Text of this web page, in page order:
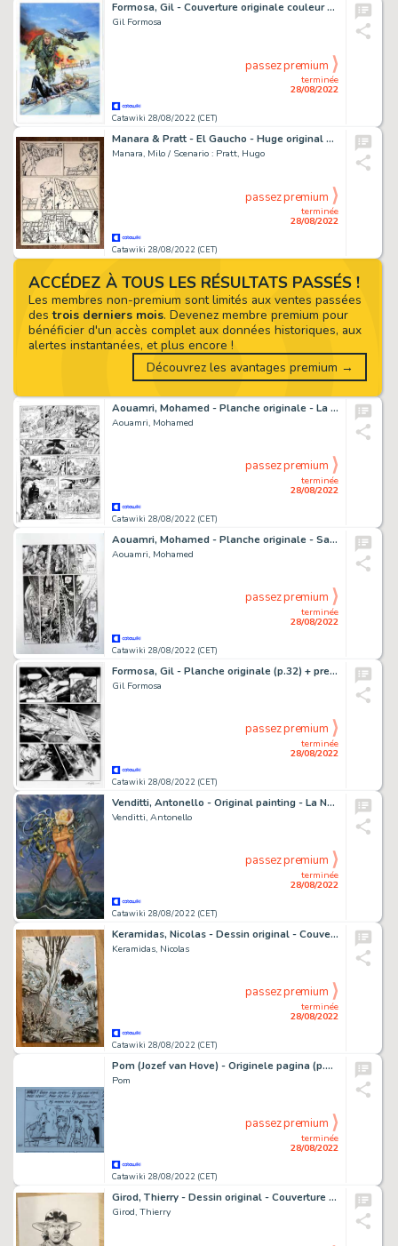
Formosa, Gil - Couverture originale couleur - Buck Danny T56 - Vostok ne répond plus - (2018)
Gil Formosa
Catawiki 28/08/2022 (CET)
terminée
28/08/2022
passez premium
Manara & Pratt - El Gaucho - Huge original page (p.16) - (1995)
Manara, Milo / Scenario : Pratt, Hugo
Catawiki 28/08/2022 (CET)
terminée
28/08/2022
passez premium
Aouamri, Mohamed - Planche originale - La Quête de l'Oiseau du Temps T6 - Le Grimoire des dieux - (2007)
Aouamri, Mohamed
Catawiki 28/08/2022 (CET)
terminée
28/08/2022
passez premium
Aouamri, Mohamed - Planche originale - Saga Valta T3 - La Lance de Valgar - (2017)
Aouamri, Mohamed
Catawiki 28/08/2022 (CET)
terminée
28/08/2022
passez premium
Formosa, Gil - Planche originale (p.32) + premium - Buck Danny T54 - La nuit du spectre ("dogfight" contre Lady X) (2015)
Gil Formosa
Catawiki 28/08/2022 (CET)
terminée
28/08/2022
passez premium
Venditti, Antonello - Original painting - La Nascita della femminilitÃ (Venere) - (2004)
Venditti, Antonello
Catawiki 28/08/2022 (CET)
terminée
28/08/2022
passez premium
Keramidas, Nicolas - Dessin original - Couverture - Luuna T9 - Ã€ contre-courant - (2017)
Keramidas, Nicolas
Catawiki 28/08/2022 (CET)
terminée
28/08/2022
passez premium
Pom (Jozef van Hove) - Originele pagina (p.41) Piet Pienter 24 - Invasie uit het heelal - (1965)
Pom
Catawiki 28/08/2022 (CET)
terminée
28/08/2022
passez premium
Girod, Thierry - Dessin original - Couverture - Durango T16 - Le Crépuscule du vautour - (2017)
Girod, Thierry
ACCÉDEZ À TOUS LES RÉSULTATS PASSÉS !
Les membres non-premium sont limités aux ventes passées
destrois derniers mois. Devenez membre premium pour
bénéficier d'un accès complet aux données historiques, aux
alertes instantanées, et plus encore !
Découvrez les avantages premium →